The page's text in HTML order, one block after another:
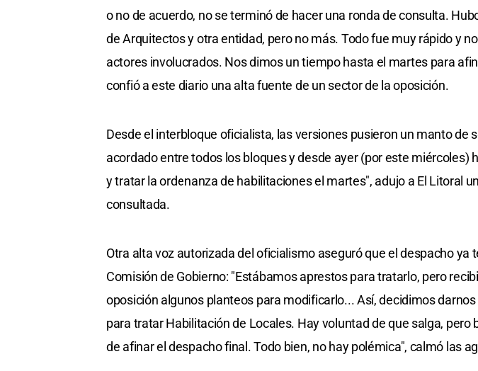
o no de acuerdo, no se terminó de hacer una ronda de consulta.
de Arquitectos y otra entidad, pero no más. Todo fue muy rápido y
actores involucrados. Nos dimos un tiempo hasta el martes para
confió a este diario una alta fuente de un sector de la oposición.
Desde el interbloque oficialista, las versiones pusieron un manto de
acordado entre todos los bloques y desde ayer (por este miércoles)
y tratar la ordenanza de habilitaciones el martes", adujo a El Litoral
consultada.
Otra alta voz autorizada del oficialismo aseguró que el despacho ya
Comisión de Gobierno: "Estábamos aprestos para tratarlo, pero
oposición algunos planteos para modificarlo... Así, decidimos
para tratar Habilitación de Locales. Hay voluntad de que salga, pero
de afinar el despacho final. Todo bien, no hay polémica", calmó las